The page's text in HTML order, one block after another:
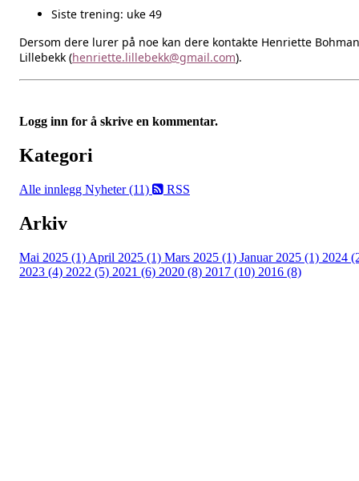
Siste trening: uke 49
Dersom dere lurer på noe kan dere kontakte Henriette Bohman
Lillebekk (henriette.lillebekk@gmail.com).
Logg inn for å skrive en kommentar.
Kategori
Alle innlegg Nyheter (11) RSS
Arkiv
Mai 2025 (1) April 2025 (1) Mars 2025 (1) Januar 2025 (1) 2024
2023 (4) 2022 (5) 2021 (6) 2020 (8) 2017 (10) 2016 (8)